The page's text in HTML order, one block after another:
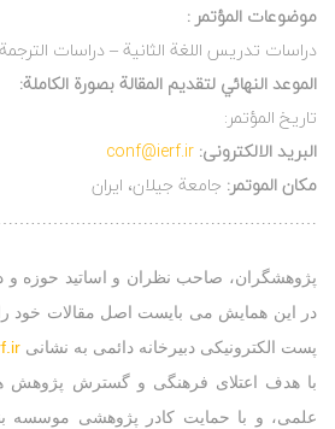
موضوعات المؤتمر :
دراسات تدريس اللغة الثانية – دراسات
الموعد النهائي لتقديم المقالة بصورة الكاملة:
تاريخ المؤتمر:
البرید الالکترونی: conf@ierf.ir
مكان الموتمر: جامعة جيلان، ایران
پژوهشگران، صاحب نظران و اساتید حوزه و
پست الکترونیکی دبیرخانه دائمی به نشانی
با هدف اعتلای فرهنگی و گسترش پژوهش
علمی، و با حمایت کادر پژوهشی موسسه